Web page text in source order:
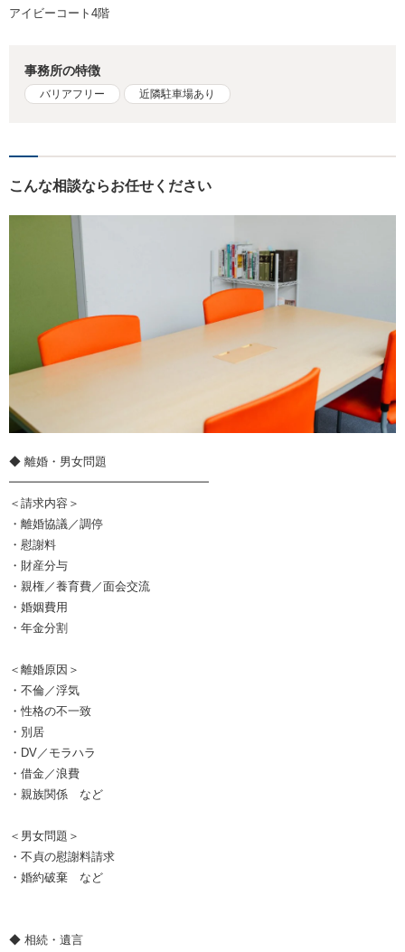
アイビーコート4階
事務所の特徴
バリアフリー 近隣駐車場あり
こんな相談ならお任せください
◆ 離婚・男女問題
━━━━━━━━━━━━━━━━━
＜請求内容＞
・離婚協議／調停
・慰謝料
・財産分与
・親権／養育費／面会交流
・婚姻費用
・年金分割
＜離婚原因＞
・不倫／浮気
・性格の不一致
・別居
・DV／モラハラ
・借金／浪費
・親族関係 など
＜男女問題＞
・不貞の慰謝料請求
・婚約破棄 など
◆ 相続・遺言